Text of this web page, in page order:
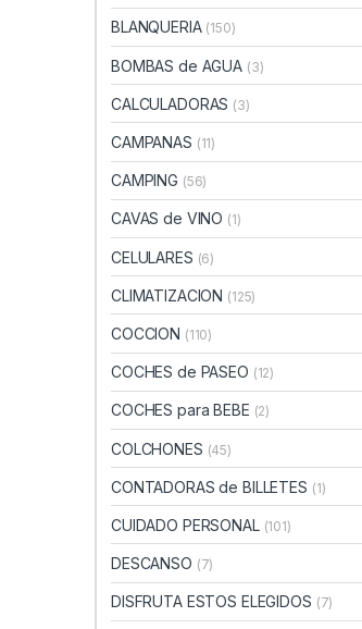
BLANQUERIA (150)
BOMBAS de AGUA (3)
CALCULADORAS (3)
CAMPANAS (11)
CAMPING (56)
CAVAS de VINO (1)
CELULARES (6)
CLIMATIZACION (125)
COCCION (110)
COCHES de PASEO (12)
COCHES para BEBE (2)
COLCHONES (45)
CONTADORAS de BILLETES (1)
CUIDADO PERSONAL (101)
DESCANSO (7)
DISFRUTA ESTOS ELEGIDOS (7)